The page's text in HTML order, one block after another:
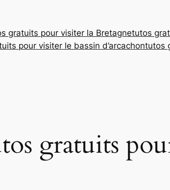
gratuits pour visiter la Bretagnetutos
pour visiter le bassin d’arcachontutos
gratuits